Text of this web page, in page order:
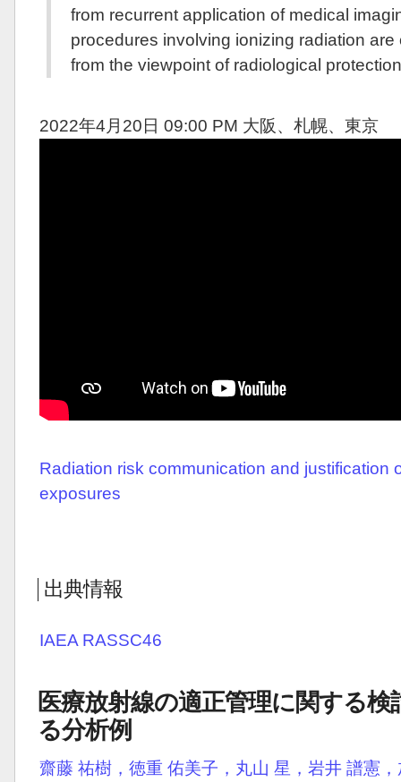
from recurrent application of medical
procedures involving ionizing radiation are
from the viewpoint of radiological
2022年4月20日 09:00 PM 大阪、札幌、東京
Radiation risk communication and justification
exposures
出典情報
IAEA RASSC46
医療放射線の適正管理に関する検
る分析例
齋藤 祐樹，徳重 佑美子，丸山 星，岩井 譜憲